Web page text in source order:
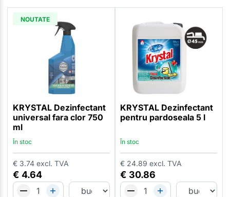
NOUTATE
KRYSTAL Dezinfectant
universal fara clor 750
ml
În stoc
€ 4.64
€ 3.74 excl. TVA
KRYSTAL Dezinfectant
pentru pardoseala 5 l
În stoc
€ 30.86
€ 24.89 excl. TVA